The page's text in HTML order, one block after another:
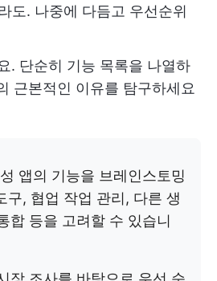
도. 나중에 다듬고 우선순위
. 단순히 기능 목록을 나열하
근본적인 이유를 탐구하세요
앱의 기능을 브레인스토밍
구, 협업 작업 관리, 다른 생
합 등을 고려할 수 있습니